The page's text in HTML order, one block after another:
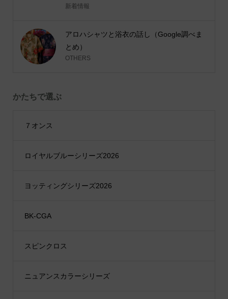
新着情報
アロハシャツと浴衣の話し（Google調べま
とめ）
OTHERS
かたちで選ぶ
７オンス
ロイヤルブルーシリーズ2026
ヨッティングシリーズ2026
BK-CGA
スピンクロス
ニュアンスカラーシリーズ